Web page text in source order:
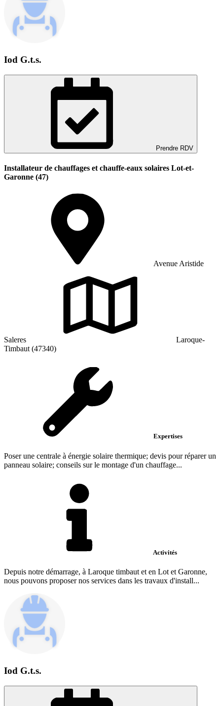
Iod G.t.s.
Prendre RDV
Installateur de chauffages et chauffe-eaux solaires Lot-et-
Garonne (47)
Avenue Aristide
Saleres
Laroque-
Timbaut (47340)
Expertises
Poser une centrale à énergie solaire thermique; devis pour réparer un
panneau solaire; conseils sur le montage d'un chauffage...
Activités
Depuis notre démarrage, à Laroque timbaut et en Lot et Garonne,
nous pouvons proposer nos services dans les travaux d'install...
Iod G.t.s.